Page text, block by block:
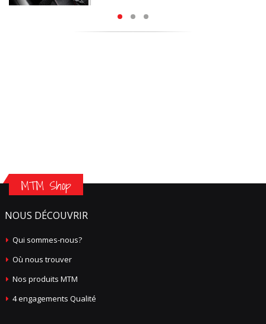
MTM Shop
NOUS DÉCOUVRIR
Qui sommes-nous?
Où nous trouver
Nos produits MTM
4 engagements Qualité